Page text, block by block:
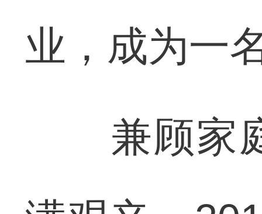
业，成为一
兼顾家庭